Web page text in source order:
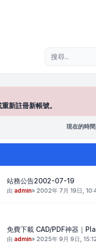
新註冊新帳號。
現在的時
站務公告2002-07-19
由 admin» 2002年 7月 19日,
免費下載 CAD/PDF神器｜
由 admin» 2025年 9月 9日,